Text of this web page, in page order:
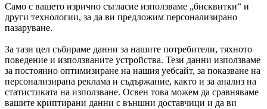
Само с вашето изрично съгласие използваме „бисквитки“ и
други технологии, за да ви предложим персонализирано
пазаруване.
За тази цел събираме данни за нашите потребители, тяхното
поведение и използваните устройства. Тези данни използваме
за постоянно оптимизиране на нашия уебсайт, за показване на
персонализирана реклама и съдържание, както и за анализ на
статистиката на използване. Освен това можем да сравняваме
вашите криптирани данни с външни доставчици и да ви